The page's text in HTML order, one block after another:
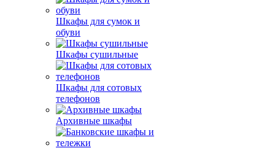
Шкафы для сумок и
обуви
Шкафы сушильные
Шкафы для сотовых
телефонов
Архивные шкафы